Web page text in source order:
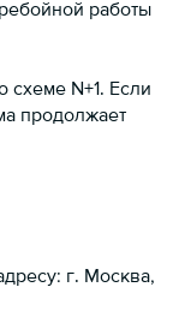
работы
схеме N+1. Если
продолжает
г. Москва,